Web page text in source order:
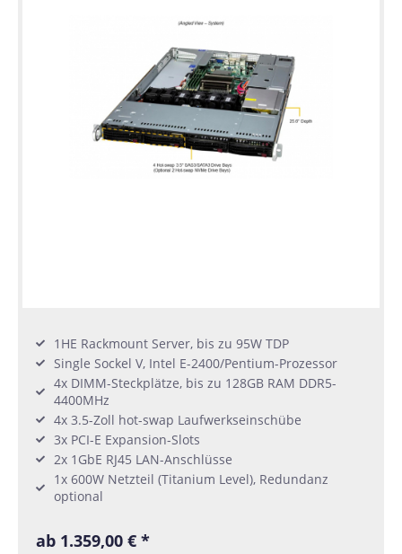
1HE Rackmount Server, bis zu 95W TDP
Single Sockel V, Intel E-2400/Pentium-Prozessor
4x DIMM-Steckplätze, bis zu 128GB RAM DDR5-
4400MHz
4x 3.5-Zoll hot-swap Laufwerkseinschübe
3x PCI-E Expansion-Slots
2x 1GbE RJ45 LAN-Anschlüsse
1x 600W Netzteil (Titanium Level), Redundanz
optional
ab 1.359,00 € *